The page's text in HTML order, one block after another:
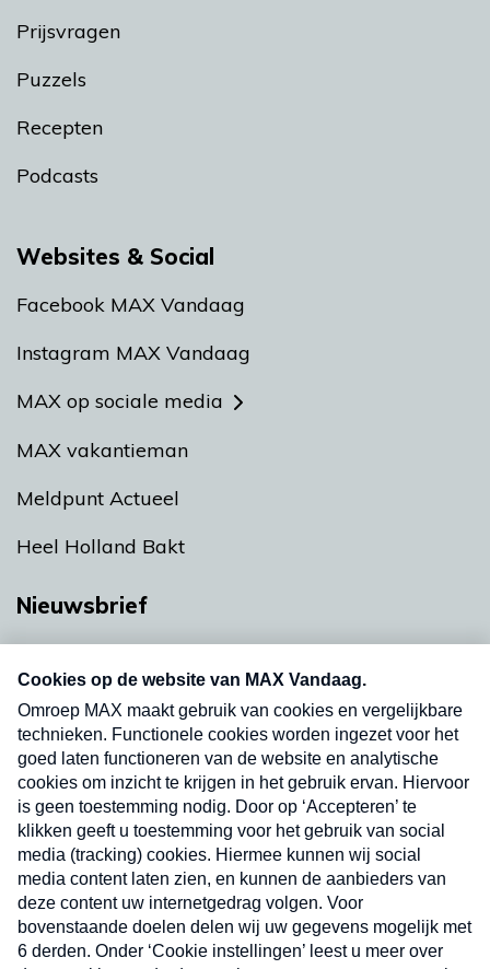
Prijsvragen
Puzzels
Recepten
Podcasts
Websites & Social
Facebook MAX Vandaag
Instagram MAX Vandaag
MAX op sociale media
MAX vakantieman
Meldpunt Actueel
Heel Holland Bakt
Nieuwsbrief
nieuwsbrief. Elke vrijdag- en dinsdagochtend in
uw mailbox.
Verzend